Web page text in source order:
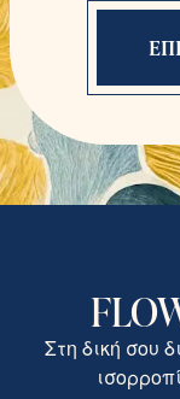
Στη δική σου